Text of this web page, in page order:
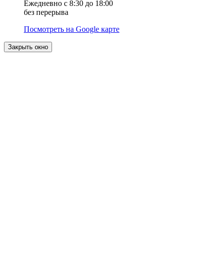
Ежедневно с 8:30 до 18:00
без перерыва
Посмотреть на Google карте
Закрыть окно